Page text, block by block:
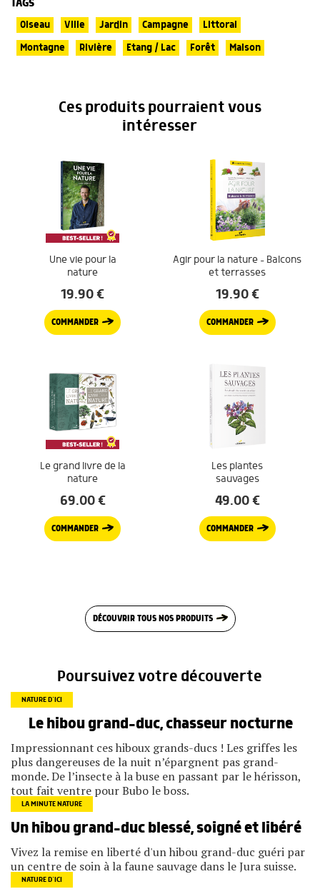
TAGS
Oiseau Ville Jardin Campagne
Littoral
Montagne
Rivière Etang / Lac Forêt Maison
Ces produits pourraient vous
intéresser
Une vie pour la
nature
19.90€
COMMANDER
Agir pour la nature – Balcons
et terrasses
19.90€
COMMANDER
Le grand livre de la
nature
69.00€
COMMANDER
Les plantes
sauvages
49.00€
COMMANDER
DÉCOUVRIR TOUS NOS PRODUITS
Poursuivez votre découverte
NATURE D’ICI
Le hibou grand-duc, chasseur nocturne
Impressionnant ces hiboux grands-ducs ! Les griffes les
plus dangereuses de la nuit n’épargnent pas grand-
monde. De l’insecte à la buse en passant par le hérisson,
tout fait ventre pour Bubo le boss.
LA MINUTE NATURE
Un hibou grand-duc blessé, soigné et libéré
Vivez la remise en liberté d'un hibou grand-duc guéri par
un centre de soin à la faune sauvage dans le Jura suisse.
NATURE D’ICI